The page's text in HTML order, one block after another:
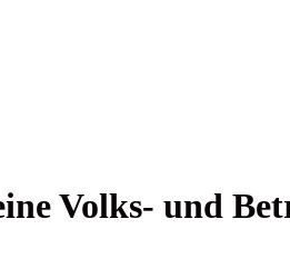
Volks- und